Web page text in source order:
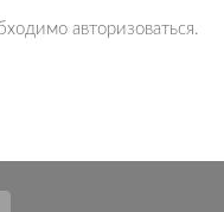
авторизоваться.